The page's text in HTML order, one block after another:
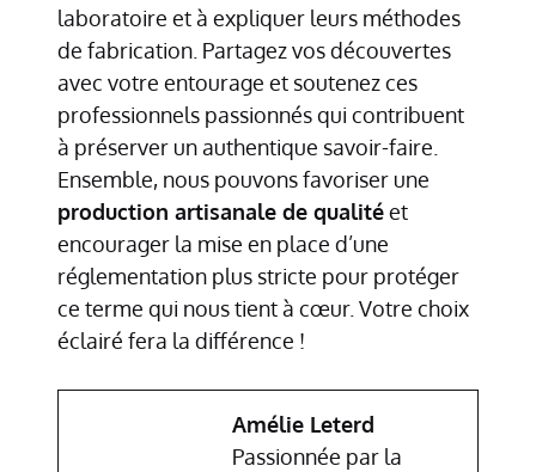
laboratoire et à expliquer leurs méthodes
de fabrication. Partagez vos découvertes
avec votre entourage et soutenez ces
professionnels passionnés qui contribuent
à préserver un authentique savoir-faire.
Ensemble, nous pouvons favoriser une
production artisanale de qualitéet
encourager la mise en place d’une
réglementation plus stricte pour protéger
ce terme qui nous tient à cœur. Votre choix
éclairé fera la différence !
Amélie Leterd
Passionnée par la